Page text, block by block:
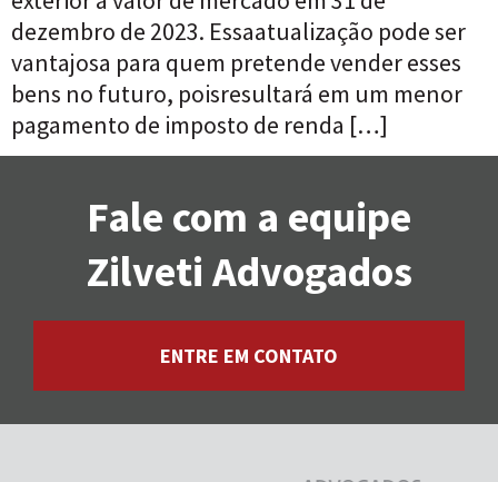
dezembro de 2023. Essaatualização pode ser
vantajosa para quem pretende vender esses
bens no futuro, poisresultará em um menor
pagamento de imposto de renda […]
Fale com a equipe
Zilveti Advogados
ENTRE EM CONTATO